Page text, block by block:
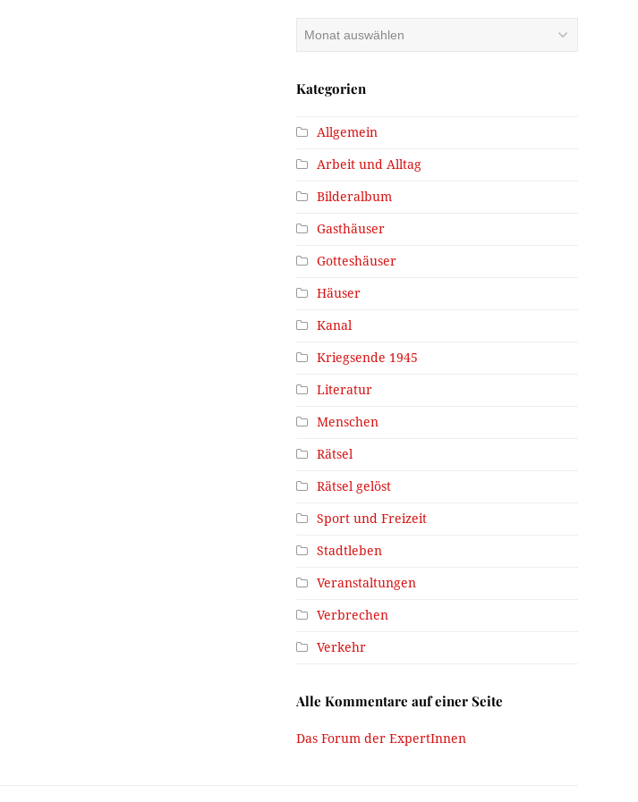
Kategorien
Allgemein
Arbeit und Alltag
Bilderalbum
Gasthäuser
Gotteshäuser
Häuser
Kanal
Kriegsende 1945
Literatur
Menschen
Rätsel
Rätsel gelöst
Sport und Freizeit
Stadtleben
Veranstaltungen
Verbrechen
Verkehr
Alle Kommentare auf einer Seite
Das Forum der ExpertInnen